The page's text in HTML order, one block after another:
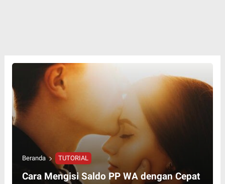
Beranda TUTORIAL
Cara Mengisi Saldo PP WA dengan Cepat